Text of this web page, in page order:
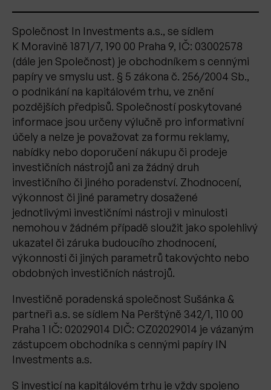
Společnost In Investments a.s., se sídlem
K Moravině 1871/7, 190 00 Praha 9, IČ: 03002578
(dále jen Společnost) je obchodníkem s cennými
papíry ve smyslu ust. § 5 zákona č. 256/2004 Sb.,
o podnikání na kapitálovém trhu, ve znění
pozdějších předpisů. Společností poskytované
informace jsou určeny výlučně pro informativní
účely a nelze je považovat za formu reklamy,
nabídky nebo doporučení nákupu či prodeje
investičních nástrojů ani za žádný druh
investičního či jiného poradenství. Zhodnocení,
výkonnost či jiné parametry dosažené
jednotlivými investičními nástroji v minulosti
nemohou v žádném případě sloužit jako spolehlivý
ukazatel či záruka budoucího zhodnocení,
výkonnosti či jiných parametrů takovýchto nebo
obdobných investičních nástrojů.
Investičně poradenská společnost Sušánka &
partneři a.s. se sídlem Na Perštýně 342/1, 110 00
Praha 1 IČ: 02029014 DIČ: CZ02029014 je vázaným
zástupcem obchodníka s cennými papíry IN
Investments a.s.
S investicí na kapitálovém trhu je vždy spojeno